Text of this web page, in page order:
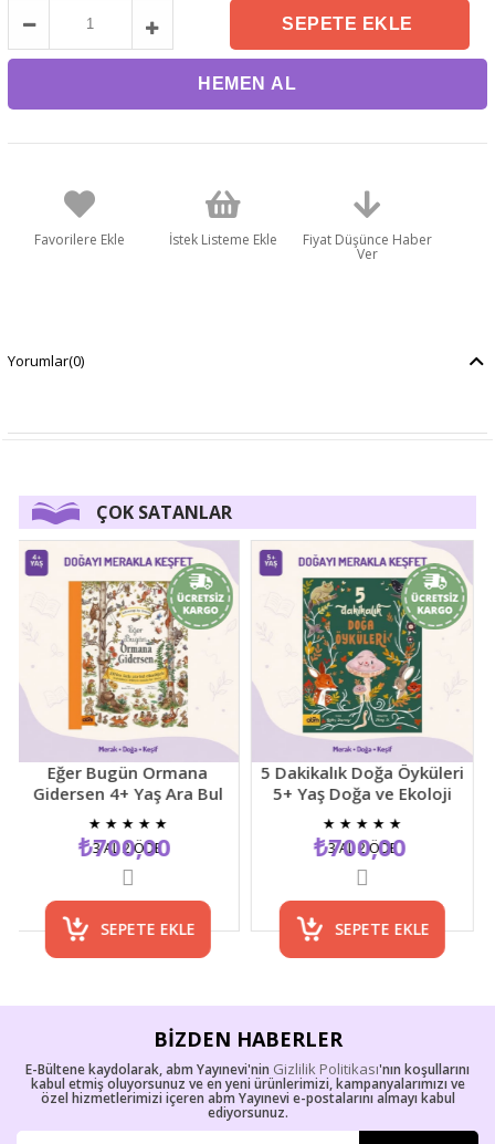
Favorilere Ekle İstek Listeme Ekle Fiyat Düşünce Haber
Ver
Yorumlar(0)
ÇOK SATANLAR
Eğer Bugün Ormana
Gidersen 4+ Yaş Ara Bul
Resimli Çocuk Etkinlik
Kitabı
★ ★ ★ ★
₺700,00
SEPETE EKLE
3 AL 2 ÖDE
5 Dakikalık Doğa Öyküleri
5+ Yaş Doğa ve Ekoloji
Temalı Çocuk Hikaye
Kitabı
★ ★ ★ ★
₺700,00
SEPETE EKLE
3 AL 2 ÖDE
BIZDEN HABERLER
E-Bültene kaydolarak, abm Yayınevi'nin Gizlilik Politikası'nın koşullarını
kabul etmiş oluyorsunuz ve en yeni ürünlerimizi, kampanyalarımızı ve
özel hizmetlerimizi içeren abm Yayınevi e-postalarını almayı kabul
ediyorsunuz.